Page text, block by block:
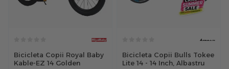
Bicicleta Copii Royal Baby
Kable-EZ 14 Golden
Bicicleta Copii Bulls Tokee
Lite 14 - 14 Inch, Albastru